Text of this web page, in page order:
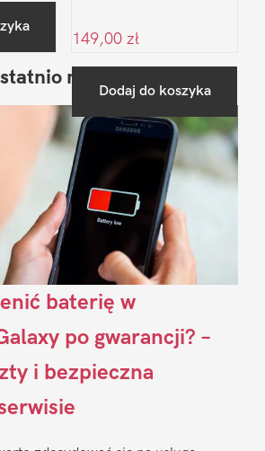
149,00 zł
Dodaj do koszyka
na blogu
baterię w
po gwarancji? –
i bezpieczna